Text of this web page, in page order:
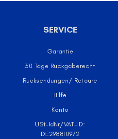
SERVICE
Garantie
30 Tage Ruckgaberecht
Rucksendungen/ Retoure
Hilfe
Konto
USt-IdNr/VAT-ID:
DE298810972